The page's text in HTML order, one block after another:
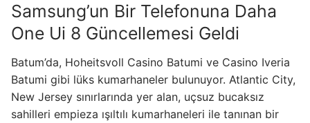
Samsung’un Bir Telefonuna Daha
One Ui 8 Güncellemesi Geldi
Batum’da, Hoheitsvoll Casino Batumi ve Casino Iveria
Batumi gibi lüks kumarhaneler bulunuyor. Atlantic City,
New Jersey sınırlarında yer alan, uçsuz bucaksız
sahilleri empieza ışıltılı kumarhaneleri ile tanınan bir